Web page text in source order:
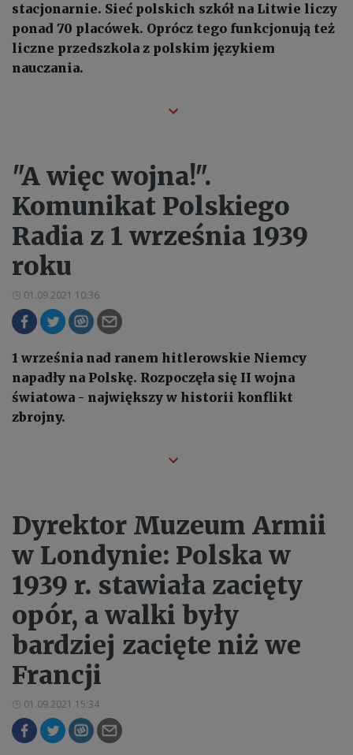
stacjonarnie. Sieć polskich szkół na Litwie liczy
ponad 70 placówek. Oprócz tego funkcjonują też
liczne przedszkola z polskim językiem
nauczania.
"A więc wojna!".
Komunikat Polskiego
Radia z 1 września 1939
roku
01.09.2021 10:36
1 września nad ranem hitlerowskie Niemcy
napadły na Polskę. Rozpoczęła się II wojna
światowa - największy w historii konflikt
zbrojny.
Dyrektor Muzeum Armii
w Londynie: Polska w
1939 r. stawiała zacięty
opór, a walki były
bardziej zacięte niż we
Francji
01.09.2021 15:34